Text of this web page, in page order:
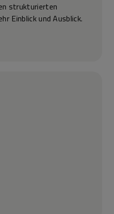
strukturierten
Einblick und Ausblick.